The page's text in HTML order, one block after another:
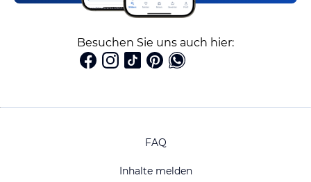
Besuchen Sie uns auch hier:
FAQ
Inhalte melden